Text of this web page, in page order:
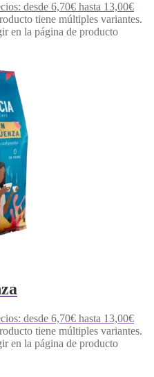
desde 6,70€ hasta 13,00€
tiene múltiples variantes.
en la página de producto
desde 6,70€ hasta 13,00€
tiene múltiples variantes.
en la página de producto